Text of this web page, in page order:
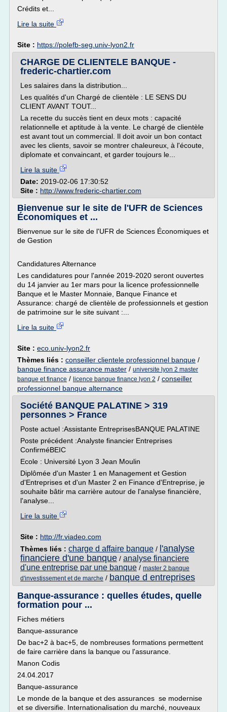
Crédits et...
Lire la suite
Site : https://polefb-seg.univ-lyon2.fr
CHARGE DE CLIENTELE BANQUE -
frederic-chartier.com
Les salaires dans la distribution...
Les qualités d'un Chargé de clientèle : LE SENS DU
CLIENT AVANT TOUT...
La recette du succès tient en deux mots : capacité
relationnelle et aptitude à la vente. Le chargé de clientèle
est avant tout un commercial. Il doit avoir un bon contact
avec les clients, savoir se montrer chaleureux, à l'écoute,
diplomate et convaincant, et garder toujours le...
Lire la suite
Date: 2019-02-06 17:30:52
Site : http://www.frederic-chartier.com
Bienvenue sur le site de l'UFR de Sciences
Économiques et ...
Bienvenue sur le site de l'UFR de Sciences Économiques et
de Gestion
Candidatures Alternance
Les candidatures pour l'année 2019-2020 seront ouvertes
du 14 janvier au 1er mars pour la licence professionnelle
Banque et le Master Monnaie, Banque Finance et
Assurance: chargé de clientèle de professionnels et gestion
de patrimoine sur le site suivant :...
Lire la suite
Site : eco.univ-lyon2.fr
Thèmes liés : conseiller clientele professionnel banque /
banque finance assurance master / universite lyon 2 master
banque et finance / licence banque finance lyon 2 / conseiller
professionnel banque alternance
Société BANQUE PALATINE > 319
personnes > France
Poste actuel :Assistante EntreprisesBANQUE PALATINE
Poste précédent :Analyste financier Entreprises
ConfirméBEIC
Ecole : Université Lyon 3 Jean Moulin
Diplômée d'un Master 1 en Management et Gestion
d'Entreprises et d'un Master 2 en Finance d'Entreprise, je
souhaite bâtir ma carrière autour de l'analyse financière,
l'analyse...
Lire la suite
Site : http://fr.viadeo.com
Thèmes liés : charge d affaire banque / l'analyse
financiere d'une banque / analyse financiere
d'une entreprise par une banque / master 2 banque
d'investissement et de marche / banque d entreprises
Banque-assurance : quelles études, quelle
formation pour ...
Fiches métiers
Banque-assurance
De bac+2 à bac+5, de nombreuses formations permettent
de faire carrière dans la banque ou l'assurance.
Manon Codis
24.04.2017
Banque-assurance
Le monde de la banque et des assurances se modernise
et se diversifie. Internationalisation du marché, nouveaux